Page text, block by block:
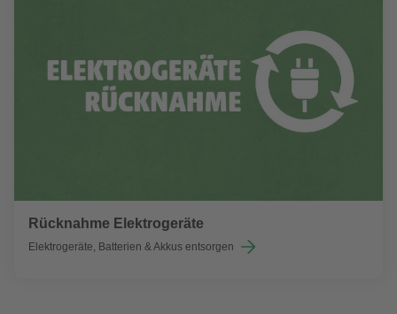
Rücknahme Elektrogeräte
Elektrogeräte, Batterien & Akkus entsorgen